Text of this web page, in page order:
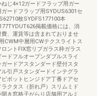
じ4×12ガードフラップ用ガー
ードフラップ用SYDUS6301セ
枚SYDFS177100本
掲載価格には、消
、運賃等は含まれておりませ
CWM中層用CWテクスライトス
ントFIX窓リブガラス枠ガラス
ドフルオープンダブルスライ
ードアスタンダード壁付スタ
引戸スタンダードインテグラ
ボットヒンジドア丁番ドアセ
クタス（折れ戸）スリムミド
き窓格子がらり店舗用アルミ